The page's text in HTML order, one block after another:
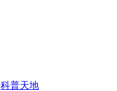
科普天地